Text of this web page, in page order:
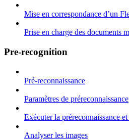
Mise en correspondance d’un
Prise en charge des
Pre-recognition
Pré-reconnaissance
Paramètres de préreconnaissance
Exécuter la préreconnaissance
Analyser les images